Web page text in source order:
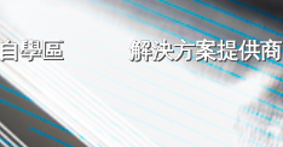
學區 解決方案提供商